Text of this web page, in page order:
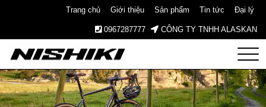
Trang chủ Giới thiệu Sản phẩm Tin tức Đại lý
0967287777 CÔNG TY TNHH ALASKAN
Nishiki